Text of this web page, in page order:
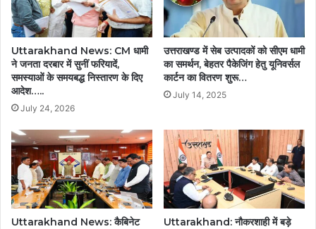
Uttarakhand News: CM धामी
ने जनता दरबार में सुनीं फरियादें,
समस्याओं के समयबद्ध निस्तारण के दिए
आदेश…..
July 24, 2026
उत्तराखण्ड में सेब उत्पादकों को सीएम धामी
का समर्थन, बेहतर पैकेजिंग हेतु यूनिवर्सल
कार्टन का वितरण शुरू…
July 14, 2025
Uttarakhand News: कैबिनेट Uttarakhand: नौकरशाही में बड़े